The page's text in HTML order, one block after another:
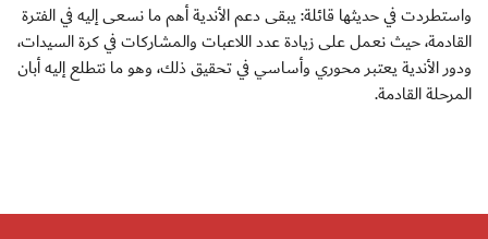
واستطردت في حديثها قائلة: يبقى دعم الأندية أهم ما نسعى إليه في الفترة
القادمة، حيث نعمل على زيادة عدد اللاعبات والمشاركات في كرة السيدات،
ودور الأندية يعتبر محوري وأساسي في تحقيق ذلك، وهو ما نتطلع إليه أبان
المرحلة القادمة.